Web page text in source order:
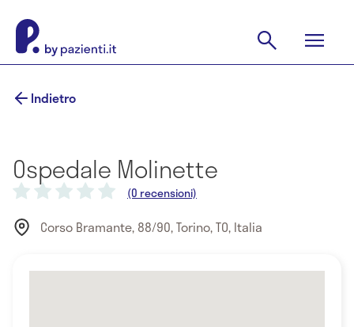
Indietro
Ospedale Molinette
(0 recensioni)
Corso Bramante, 88/90, Torino, TO, Italia